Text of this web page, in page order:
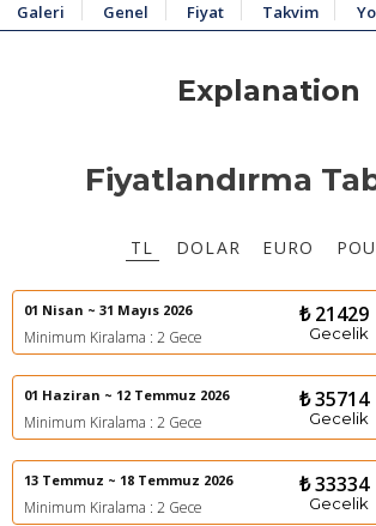
Galeri Genel Fiyat Takvim
Explanation
Fiyatlandırma
TL DOLAR EURO
01 Nisan ~ 31 Mayıs 2026
Minimum Kiralama : 2 Gece
₺ 21429
Gecelik
01 Haziran ~ 12 Temmuz 2026
Minimum Kiralama : 2 Gece
₺ 35714
Gecelik
13 Temmuz ~ 18 Temmuz 2026
Minimum Kiralama : 2 Gece
₺ 33334
Gecelik